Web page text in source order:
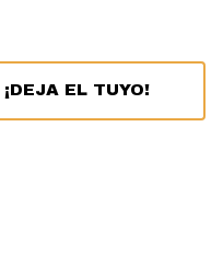
¡DEJA EL TUYO!